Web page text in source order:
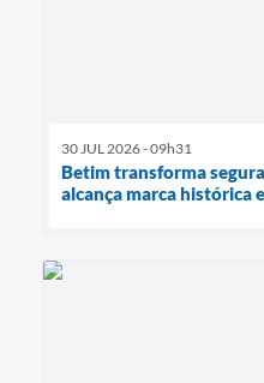
30 JUL 2026 - 09h31
Betim transforma
alcança marca histórica